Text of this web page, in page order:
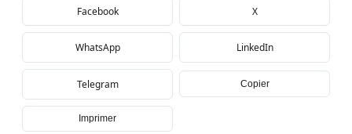
Facebook X
WhatsApp LinkedIn
Telegram Copier
Imprimer